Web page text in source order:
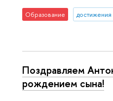
Образование достижения
Поздравляем
рождением сына!